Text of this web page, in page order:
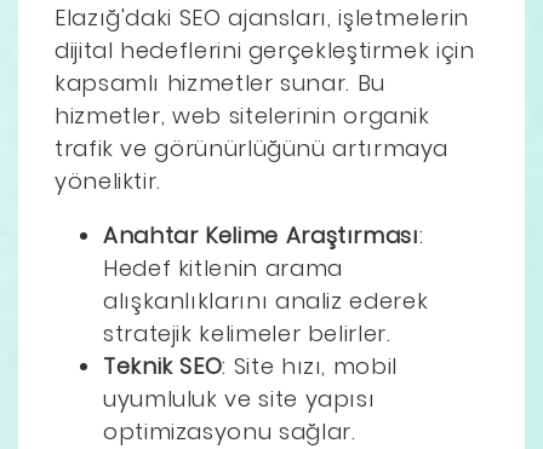
Elazığ'daki SEO ajansları, işletmelerin
dijital hedeflerini gerçekleştirmek için
kapsamlı hizmetler sunar. Bu
hizmetler, web sitelerinin organik
trafik ve görünürlüğünü artırmaya
yöneliktir.
Anahtar Kelime Araştırması:
Hedef kitlenin arama
alışkanlıklarını analiz ederek
stratejik kelimeler belirler.
Teknik SEO: Site hızı, mobil
uyumluluk ve site yapısı
optimizasyonu sağlar.